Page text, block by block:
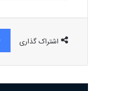
اشتراک گذاری